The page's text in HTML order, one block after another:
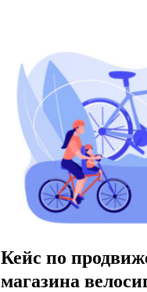
Кейс по
магазина